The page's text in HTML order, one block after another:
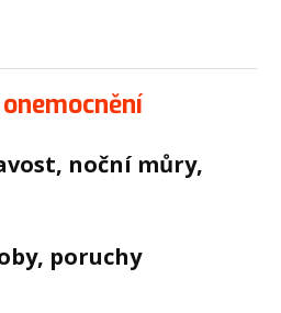
noční můry,
poruchy